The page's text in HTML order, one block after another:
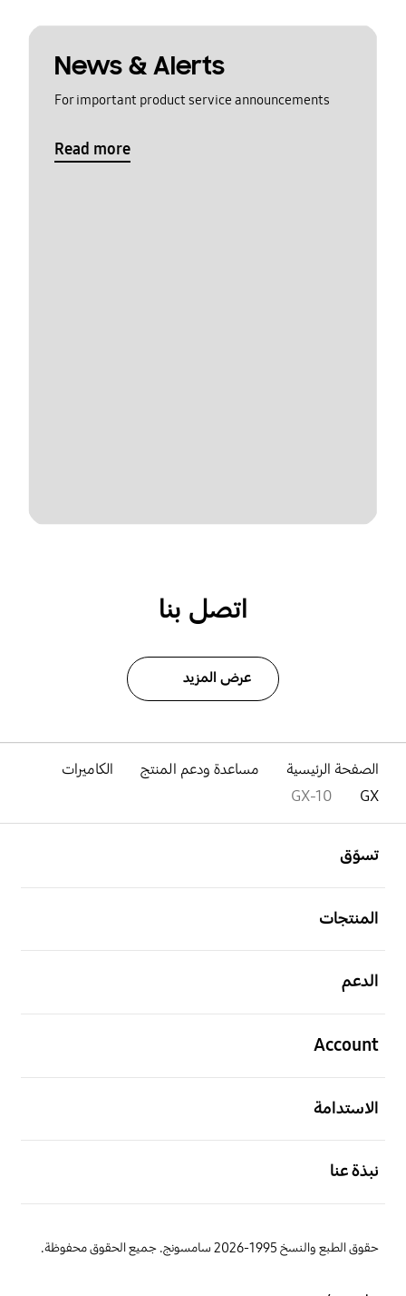
News & Alerts
For important product service announcements
Read more
اتصل بنا
عرض المزيد
الصفحة الرئيسية مساعدة ودعم المنتج
الكاميرات
GX
GX-10
تسوّق
المنتجات
الدعم
Account
الاستدامة
نبذة عنا
حقوق الطبع والنسخ 1995-2026 سامسونج. جميع الحقوق محفوظة.